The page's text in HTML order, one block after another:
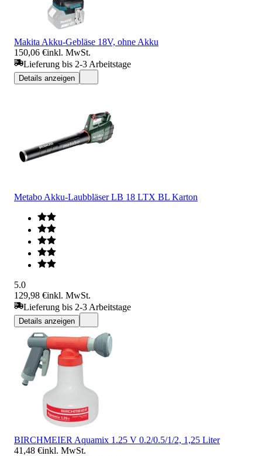
Makita Akku-Gebläse 18V, ohne Akku
150,06 €inkl. MwSt.
Lieferung bis 2-3 Arbeitstage
Details anzeigen
Metabo Akku-Laubbläser LB 18 LTX BL Karton
5.0
129,98 €inkl. MwSt.
Lieferung bis 2-3 Arbeitstage
Details anzeigen
BIRCHMEIER Aquamix 1.25 V 0.2/0.5/1/2, 1,25 Liter
41,48 €inkl. MwSt.